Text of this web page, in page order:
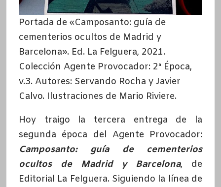
Portada de «Camposanto: guía de
cementerios ocultos de Madrid y
Barcelona». Ed. La Felguera, 2021.
Colección Agente Provocador: 2ª Época,
v.3. Autores: Servando Rocha y Javier
Calvo. Ilustraciones de Mario Riviere.
Hoy traigo la tercera entrega de la
segunda época del Agente Provocador:
Camposanto: guía de cementerios
ocultos de Madrid y Barcelona, de
Editorial La Felguera. Siguiendo la línea de